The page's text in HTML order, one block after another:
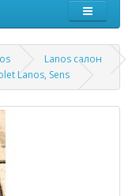
Lanos салон
Lanos, Sens